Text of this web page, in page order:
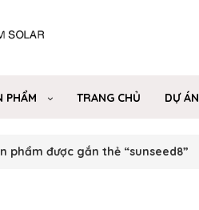
PHẨM TRANG CHỦ DỰ ÁN
phẩm được gắn thẻ “sunseed8”